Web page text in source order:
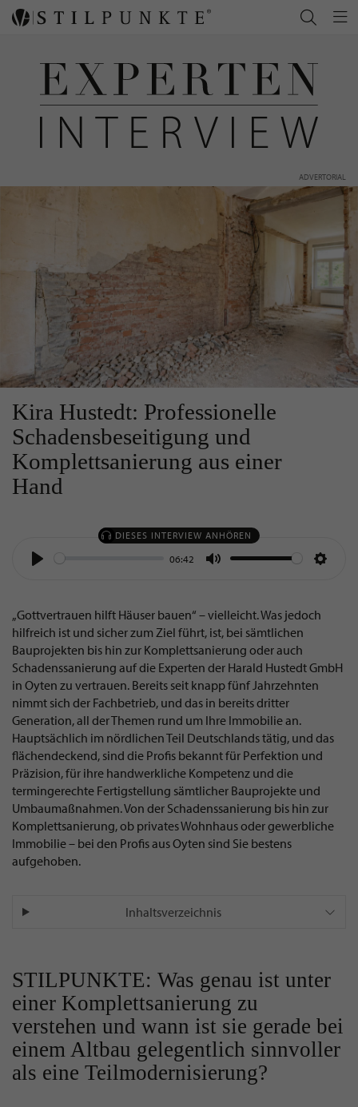
ADVERTORIAL
Kira Hustedt: Professionelle
Schadensbeseitigung und
Komplettsanierung aus einer
Hand
DIESES INTERVIEW ANHÖREN
06:42
„Gottvertrauen hilft Häuser bauen“ – vielleicht. Was jedoch
hilfreich ist und sicher zum Ziel führt, ist, bei sämtlichen
Bauprojekten bis hin zur Komplettsanierung oder auch
Schadenssanierung auf die Experten der Harald Hustedt GmbH
in Oyten zu vertrauen. Bereits seit knapp fünf Jahrzehnten
nimmt sich der Fachbetrieb, und das in bereits dritter
Generation, all der Themen rund um Ihre Immobilie an.
Hauptsächlich im nördlichen Teil Deutschlands tätig, und das
flächendeckend, sind die Profis bekannt für Perfektion und
Präzision, für ihre handwerkliche Kompetenz und die
termingerechte Fertigstellung sämtlicher Bauprojekte und
Umbaumaßnahmen. Von der Schadenssanierung bis hin zur
Komplettsanierung, ob privates Wohnhaus oder gewerbliche
Immobilie – bei den Profis aus Oyten sind Sie bestens
aufgehoben.
Inhaltsverzeichnis
STILPUNKTE: Was genau ist unter
einer Komplettsanierung zu
verstehen und wann ist sie gerade bei
einem Altbau gelegentlich sinnvoller
als eine Teilmodernisierung?